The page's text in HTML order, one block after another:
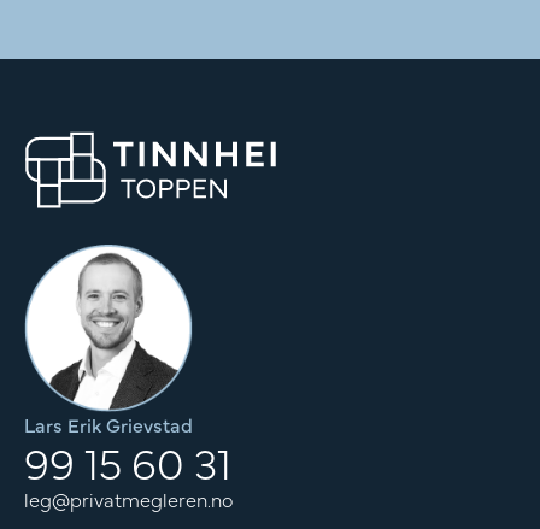
Lars Erik Grievstad
99 15 60 31
leg@privatmegleren.no